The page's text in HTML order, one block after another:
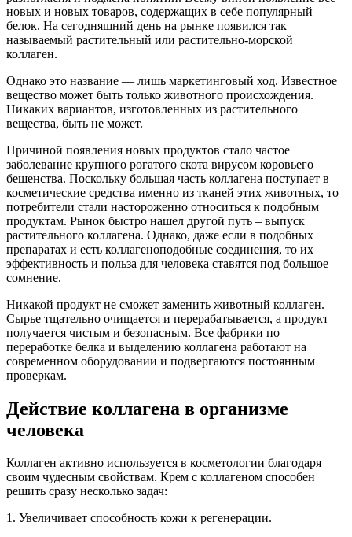
новых и новых товаров, содержащих в себе популярный
белок. На сегодняшний день на рынке появился так
называемый растительный или растительно-морской
коллаген.
Однако это название — лишь маркетинговый ход. Известное
вещество может быть только животного происхождения.
Никаких вариантов, изготовленных из растительного
вещества, быть не может.
Причиной появления новых продуктов стало частое
заболевание крупного рогатого скота вирусом коровьего
бешенства. Поскольку большая часть коллагена поступает в
косметические средства именно из тканей этих животных, то
потребители стали настороженно относиться к подобным
продуктам. Рынок быстро нашел другой путь – выпуск
растительного коллагена. Однако, даже если в подобных
препаратах и есть коллагеноподобные соединения, то их
эффективность и польза для человека ставятся под большое
сомнение.
Никакой продукт не сможет заменить животный коллаген.
Сырье тщательно очищается и перерабатывается, а продукт
получается чистым и безопасным. Все фабрики по
переработке белка и выделению коллагена работают на
современном оборудовании и подвергаются постоянным
проверкам.
Действие коллагена в организме
человека
Коллаген активно используется в косметологии благодаря
своим чудесным свойствам. Крем с коллагеном способен
решить сразу несколько задач:
1. Увеличивает способность кожи к регенерации.